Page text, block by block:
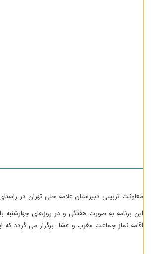
معاونت تربیتی دبیرستان علامه حلی تهران در
این برنامه به صورت هفتگی و در روزهای
اقامه نماز جماعت مغرب و عشا برگزار می گردد